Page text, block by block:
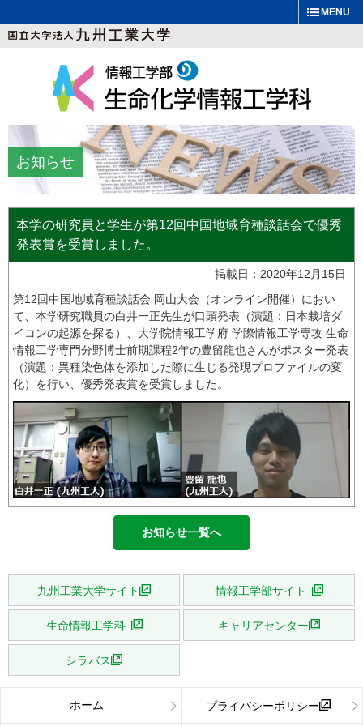
MENU
お知らせ
本学の研究員と学生が第12回中国地域育種談話会で優秀
発表賞を受賞しました。
掲載日：2020年12月15日
第12回中国地域育種談話会 岡山大会（オンライン開催）におい
て、本学研究職員の白井一正先生が口頭発表（演題：日本栽培ダ
イコンの起源を探る）、大学院情報工学府 学際情報工学専攻 生命
情報工学専門分野博士前期課程2年の豊留龍也さんがポスター発表
（演題：異種染色体を添加した際に生じる発現プロファイルの変
化）を行い、優秀発表賞を受賞しました。
お知らせ一覧へ
九州工業大学サイト 情報工学部サイト
生命情報工学科 キャリアセンター
シラバス
ホーム プライバシーポリシー